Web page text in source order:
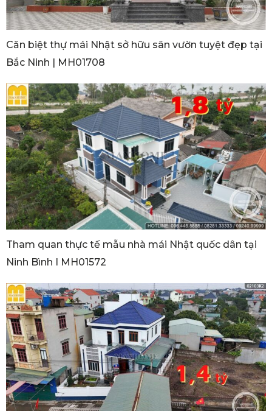
Căn biệt thự mái Nhật sở hữu sân vườn tuyệt đẹp tại
Bắc Ninh | MH01708
Tham quan thực tế mẫu nhà mái Nhật quốc dân tại
Ninh Bình I MH01572